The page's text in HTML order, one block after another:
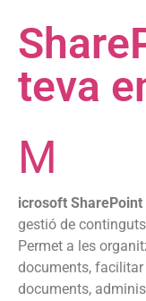
teva
M
icrosoft SharePoint
gestió de
Permet a les
documents, facilitar
documents,